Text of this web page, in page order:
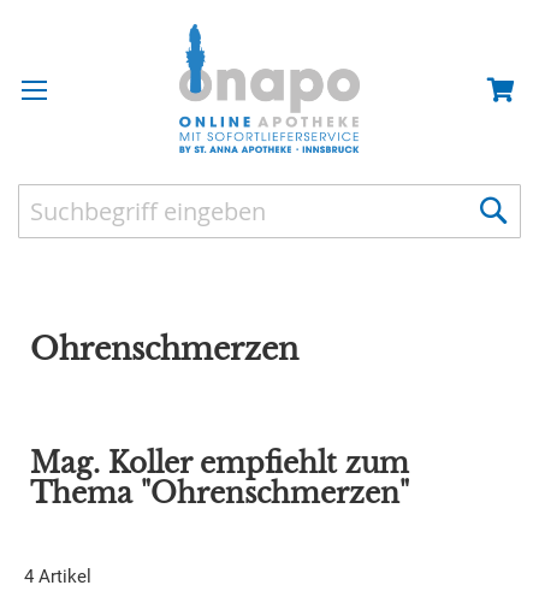
Ohrenschmerzen
Mag. Koller empfiehlt zum
Thema "Ohrenschmerzen"
4 Artikel